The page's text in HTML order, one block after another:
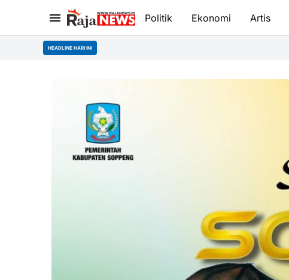
Politik Ekonomi Artis
HEADLINE HARI INI